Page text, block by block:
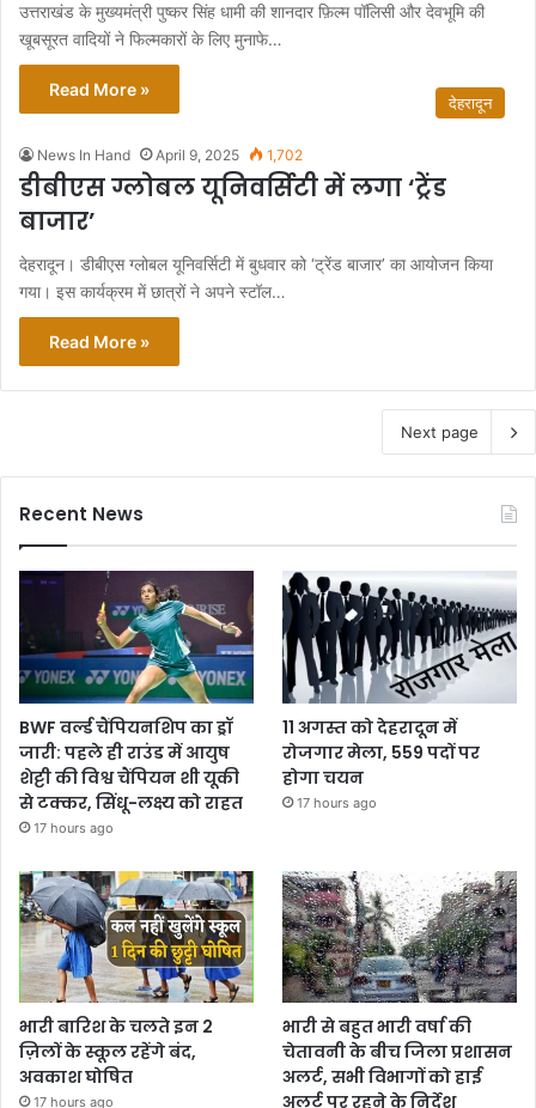
उत्तराखंड के मुख्यमंत्री पुष्कर सिंह धामी की शानदार फ़िल्म पॉलिसी और देवभूमि की
खूबसूरत वादियों ने फिल्मकारों के लिए मुनाफे…
Read More »
देहरादून
News In Hand April 9, 2025 1,702
डीबीएस ग्लोबल यूनिवर्सिटी में लगा ‘ट्रेंड
बाजार’
देहरादून। डीबीएस ग्लोबल यूनिवर्सिटी में बुधवार को ‘ट्रेंड बाजार’ का आयोजन किया
गया। इस कार्यक्रम में छात्रों ने अपने स्टॉल…
Read More »
Next page
Recent News
BWF वर्ल्ड चैंपियनशिप का ड्रॉ
जारी: पहले ही राउंड में आयुष
शेट्टी की विश्व चैंपियन शी यूकी
से टक्कर, सिंधू-लक्ष्य को राहत
17 hours ago
11 अगस्त को देहरादून में
रोजगार मेला, 559 पदों पर
होगा चयन
17 hours ago
भारी बारिश के चलते इन 2
ज़िलों के स्कूल रहेंगे बंद,
अवकाश घोषित
17 hours ago
भारी से बहुत भारी वर्षा की
चेतावनी के बीच जिला प्रशासन
अलर्ट, सभी विभागों को हाई
अलर्ट पर रहने के निर्देश